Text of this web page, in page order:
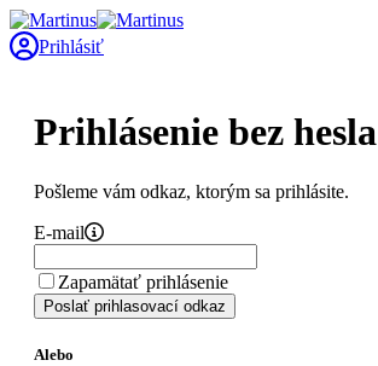
Prihlásiť
Prihlásenie bez hesla
Pošleme vám odkaz, ktorým sa prihlásite.
E-mail
Zapamätať prihlásenie
Poslať prihlasovací odkaz
Alebo